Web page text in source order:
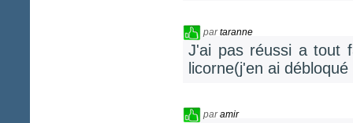
partaranne
J'ai pas réussi a tout
licorne(j'en ai
paramir